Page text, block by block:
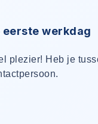
eerste werkdag
plezier! Heb je